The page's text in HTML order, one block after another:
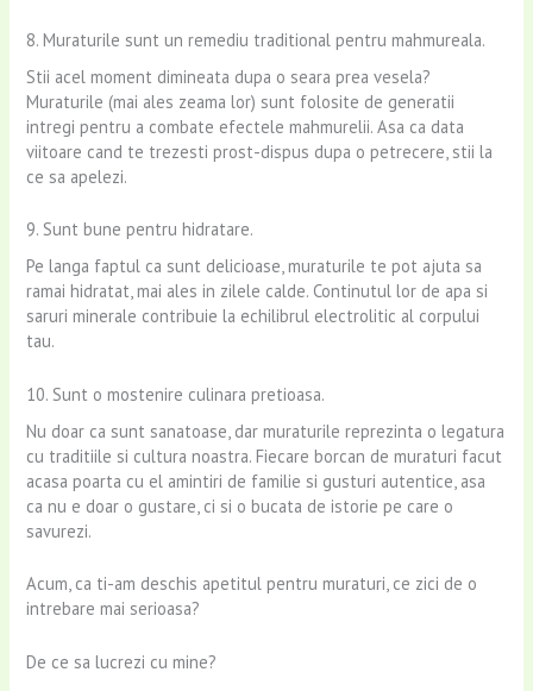
8. Muraturile sunt un remediu traditional pentru mahmureala.
Stii acel moment dimineata dupa o seara prea vesela?
Muraturile (mai ales zeama lor) sunt folosite de generatii
intregi pentru a combate efectele mahmurelii. Asa ca data
viitoare cand te trezesti prost-dispus dupa o petrecere, stii la
ce sa apelezi.
9. Sunt bune pentru hidratare.
Pe langa faptul ca sunt delicioase, muraturile te pot ajuta sa
ramai hidratat, mai ales in zilele calde. Continutul lor de apa si
saruri minerale contribuie la echilibrul electrolitic al corpului
tau.
10. Sunt o mostenire culinara pretioasa.
Nu doar ca sunt sanatoase, dar muraturile reprezinta o legatura
cu traditiile si cultura noastra. Fiecare borcan de muraturi facut
acasa poarta cu el amintiri de familie si gusturi autentice, asa
ca nu e doar o gustare, ci si o bucata de istorie pe care o
savurezi.
Acum, ca ti-am deschis apetitul pentru muraturi, ce zici de o
intrebare mai serioasa?
De ce sa lucrezi cu mine?